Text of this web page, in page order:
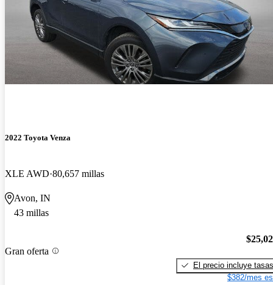
2022 Toyota Venza
XLE AWD 80,657 millas
Avon, IN
43 millas
Gran oferta
El precio incluye tasas
$382/mes